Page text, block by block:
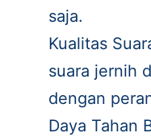
saja.
Kualitas
suara jernih
dengan
Daya Tahan